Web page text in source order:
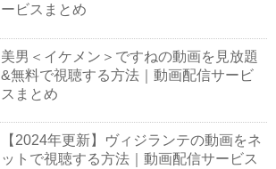
ービスまとめ
美男＜イケメン＞ですねの動画を見放題
&無料で視聴する方法｜動画配信サービ
スまとめ
【2024年更新】ヴィジランテの動画をネ
ットで視聴する方法｜動画配信サービス